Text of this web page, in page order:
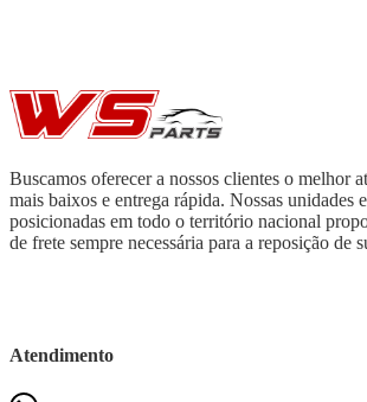
Buscamos oferecer a nossos clientes o melhor
mais baixos e entrega rápida. Nossas unidades
posicionadas em todo o território nacional
de frete sempre necessária para a reposição de
Atendimento